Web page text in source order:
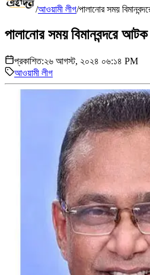
/আওয়ামী লীগ/পালানোর সময়
পালানোর সময় বিমানবন্দরে
প্রকাশিত:২৬ আগস্ট, ২০২৪ ০৬:১৪ PM
আওয়ামী লীগ